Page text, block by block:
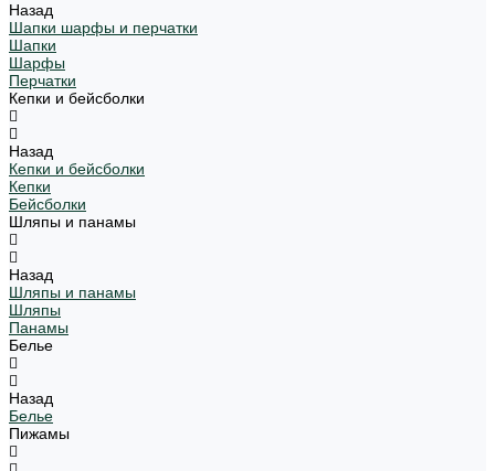
Назад
Шапки шарфы и перчатки
Шапки
Шарфы
Перчатки
Кепки и бейсболки
Назад
Кепки и бейсболки
Кепки
Бейсболки
Шляпы и панамы
Назад
Шляпы и панамы
Шляпы
Панамы
Белье
Назад
Белье
Пижамы